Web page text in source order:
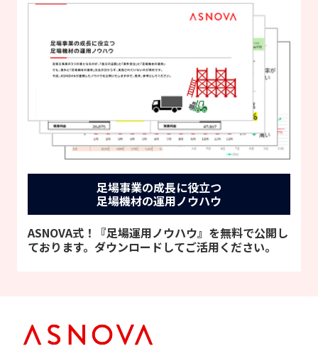
足場事業の成長に役立つ
足場機材の運用ノウハウ
ASNOVA式！『足場運用ノウハウ』を無料で公開し
ております。ダウンロードしてご活用ください。